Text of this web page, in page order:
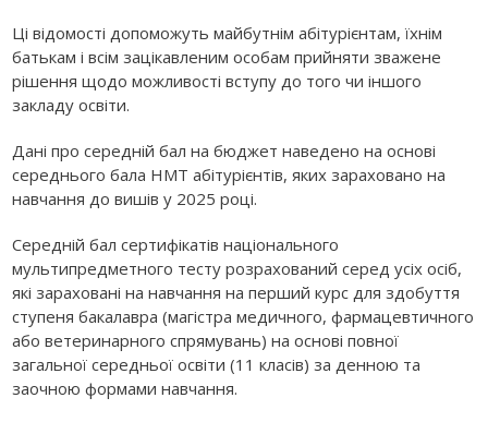
Ці відомості допоможуть майбутнім абітурієнтам, їхнім
батькам і всім зацікавленим особам прийняти зважене
рішення щодо можливості вступу до того чи іншого
закладу освіти.
Дані про середній бал на бюджет наведено на основі
середнього бала НМТ абітурієнтів, яких зараховано на
навчання до вишів у 2025 році.
Середній бал сертифікатів національного
мультипредметного тесту розрахований серед усіх осіб,
які зараховані на навчання на перший курс для здобуття
ступеня бакалавра (магістра медичного, фармацевтичного
або ветеринарного спрямувань) на основі повної
загальної середньої освіти (11 класів) за денною та
заочною формами навчання.